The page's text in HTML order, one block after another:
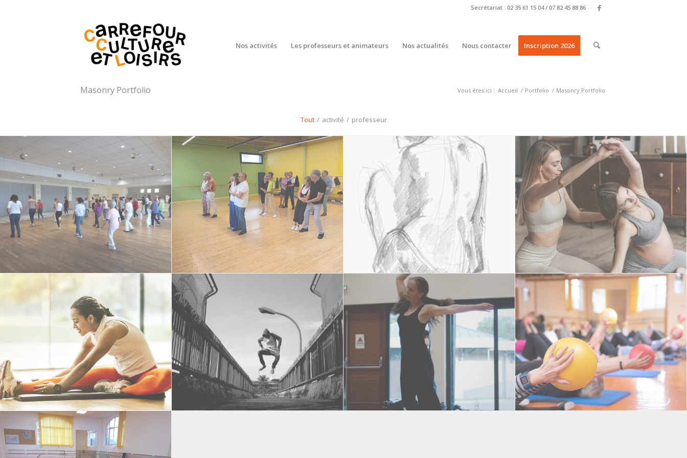
Secrétariat : 02 35 61 15 04 / 07 82 45 88 86
Nos activités Les professeurs et animateurs Nos actualités Nous contacter Inscription 2026
Masonry Portfolio Vous êtes ici : Accueil / Portfolio / Masonry Portfolio
Tout / activité / professeur
Dance de Salon
DANSE PRÉNATALE / POSTNATALE (bébé
porté)
STRETCHING